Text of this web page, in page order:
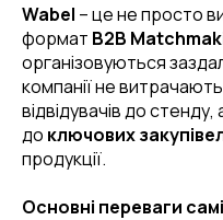
Wabel – це не просто
формат B2B
організовуються
компанії не
відвідувачів до
до ключових
продукції.
Основні переваги